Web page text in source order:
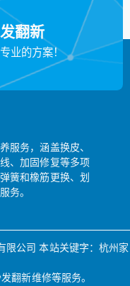
翻新
业的方案！
服务，涵盖换皮、
、加固修复等多项
簧和橡筋更换、划
务。
限公司 本站关键字：杭州家
翻新维修等服务。